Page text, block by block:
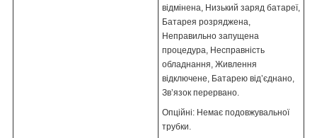
відмінена, Низький заряд батареї,
Батарея розряджена,
Неправильно запущена
процедура, Несправність
обладнання, Живлення
відключене, Батарею від’єднано,
Зв’язок перервано.
Опційні: Немає подовжувальної
трубки.